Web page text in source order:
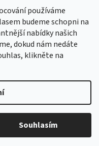
používáme
budeme schopni na
nabídky našich
dokud nám nedáte
klikněte na
Souhlasím
tašky a peněženky
práva